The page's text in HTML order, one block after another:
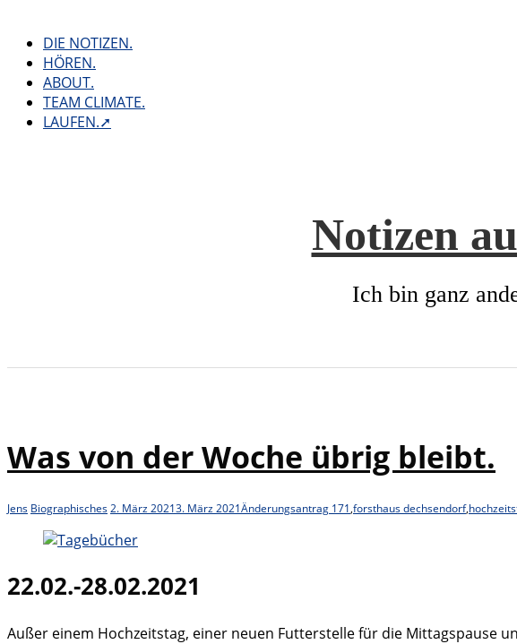
contentDIE NOTIZEN.
HÖREN.
ABOUT.
TEAM CLIMATE.
LAUFEN.➚
Notizen
Ich bin ganz
Was von der Woche übrig bleibt.
Jens Biographisches2. März 20213. März 2021Änderungsantrag 171,forsthaus dechsendorf,
22.02.-28.02.2021
Außer einem Hochzeitstag, einer neuen Futterstelle für die Mittagspause